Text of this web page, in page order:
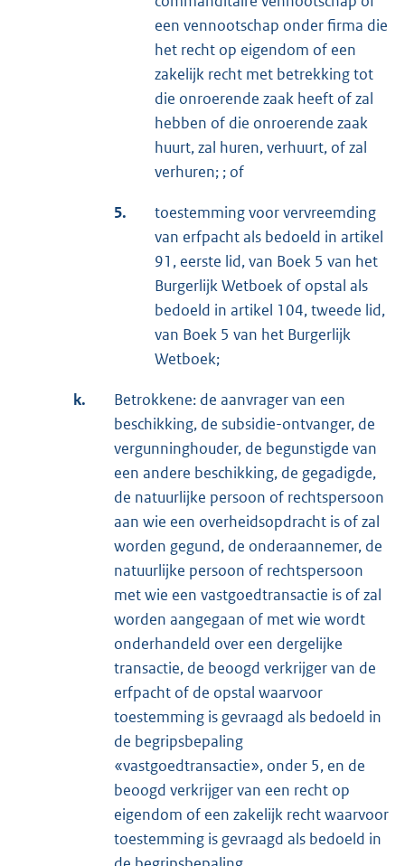
een vennootschap onder firma die
het recht op eigendom of een
zakelijk recht met betrekking tot
die onroerende zaak heeft of zal
hebben of die onroerende zaak
huurt, zal huren, verhuurt, of zal
verhuren; ; of
5.
toestemming voor vervreemding
van erfpacht als bedoeld in artikel
91, eerste lid, van Boek 5 van het
Burgerlijk Wetboek of opstal als
bedoeld in artikel 104, tweede lid,
van Boek 5 van het Burgerlijk
Wetboek;
k.
Betrokkene: de aanvrager van een
beschikking, de subsidie-ontvanger, de
vergunninghouder, de begunstigde van
een andere beschikking, de gegadigde,
de natuurlijke persoon of rechtspersoon
aan wie een overheidsopdracht is of zal
worden gegund, de onderaannemer, de
natuurlijke persoon of rechtspersoon
met wie een vastgoedtransactie is of zal
worden aangegaan of met wie wordt
onderhandeld over een dergelijke
transactie, de beoogd verkrijger van de
erfpacht of de opstal waarvoor
toestemming is gevraagd als bedoeld in
de begripsbepaling
«vastgoedtransactie», onder 5, en de
beoogd verkrijger van een recht op
eigendom of een zakelijk recht waarvoor
toestemming is gevraagd als bedoeld in